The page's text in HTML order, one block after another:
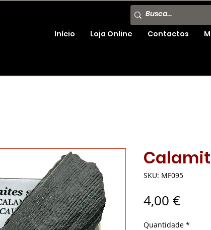
Início Loja Online Contactos
SKU: MF095
4,00 €Preço
Quantidade *